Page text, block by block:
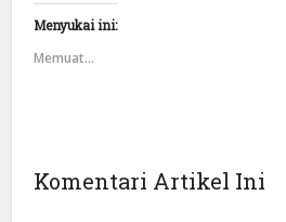
Menyukai ini:
Memuat...
Komentari Artikel Ini